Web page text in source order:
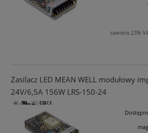
zawiera 23%
Zasilacz LED MEAN WELL modułowy
24V/6,5A 156W LRS-150-24